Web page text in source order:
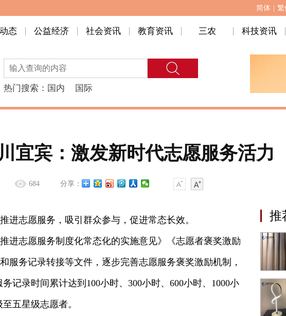
简体 繁
态 公益经济 社会资讯 教育资讯 三农 科技资讯
热门搜索： 国内 国际
宜宾：激发新时代志愿服务活力
684 分享：
进志愿服务，吸引群众参与，促进常态长效。
进志愿服务制度化常态化的实施意见》《志愿者褒奖激励
服务记录转接等文件，逐步完善志愿服务褒奖激励机制，
记录时间累计达到100小时、300小时、600小时、1000小
五星级志愿者。
推